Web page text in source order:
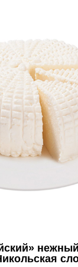
нежный